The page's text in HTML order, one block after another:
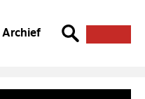
Archief